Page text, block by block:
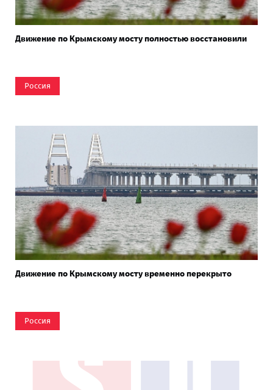
Движение по Крымскому мосту полностью восстановили
Россия
Движение по Крымскому мосту временно перекрыто
Россия